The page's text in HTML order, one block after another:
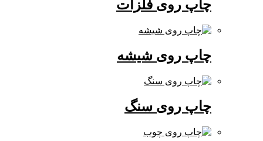
چاپ روی فلزات
چاپ روی شیشه
چاپ روی سنگ